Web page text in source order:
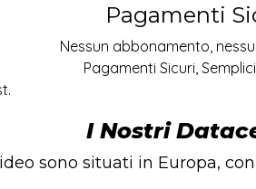
Pagamenti
Nessun abbonamento,
Pagamenti Sicuri,
I Nostri
sono situati in Europa,